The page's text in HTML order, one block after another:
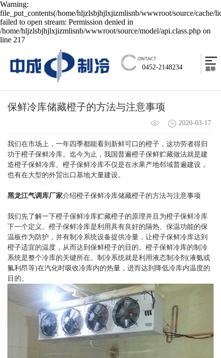
Warning:
file_put_contents(/home/hljzlsbjhjlxjizmlisnb/wwwroot/source/cache/
failed to open stream: Permission denied in
/home/hljzlsbjhjlxjizmlisnb/wwwroot/source/model/api.class.php on
line 217
0452-2148234
保鲜冷库储藏橙子的方法与注意事项
2020-03-17
我们在市场上，一年四季都能看到新鲜可口的橙子，这功劳者得归
功于橙子保鲜冷库。迄今为止，我国普遍橙子保鲜贮藏做法就是建
造橙子保鲜冷库。橙子保鲜冷库不仅是在水果产地邻域普遍建设，
也有在大型的外贸出口基地大量建设。
黑龙江气调库厂家介绍橙子保鲜冷库储藏橙子的方法与注意事项
我们先了解一下橙子保鲜冷库贮藏橙子的原理并且为橙子保鲜冷库
下一个定义。橙子保鲜冷库是利用具有良好的隔热、保温功能的保
温板作为防护，并有制冷系统设备提供冷量，让橙子保鲜冷库达到
橙子适宜的温度，从而达到保鲜橙子的目的。橙子保鲜冷库的制冷
系统是整个冷库的关键所在。制冷系统就是利用液态制冷剂(液氨或
氟利昂等)在汽化时吸收冷库内的热量，进而达到降低冷库内温度的
目的。